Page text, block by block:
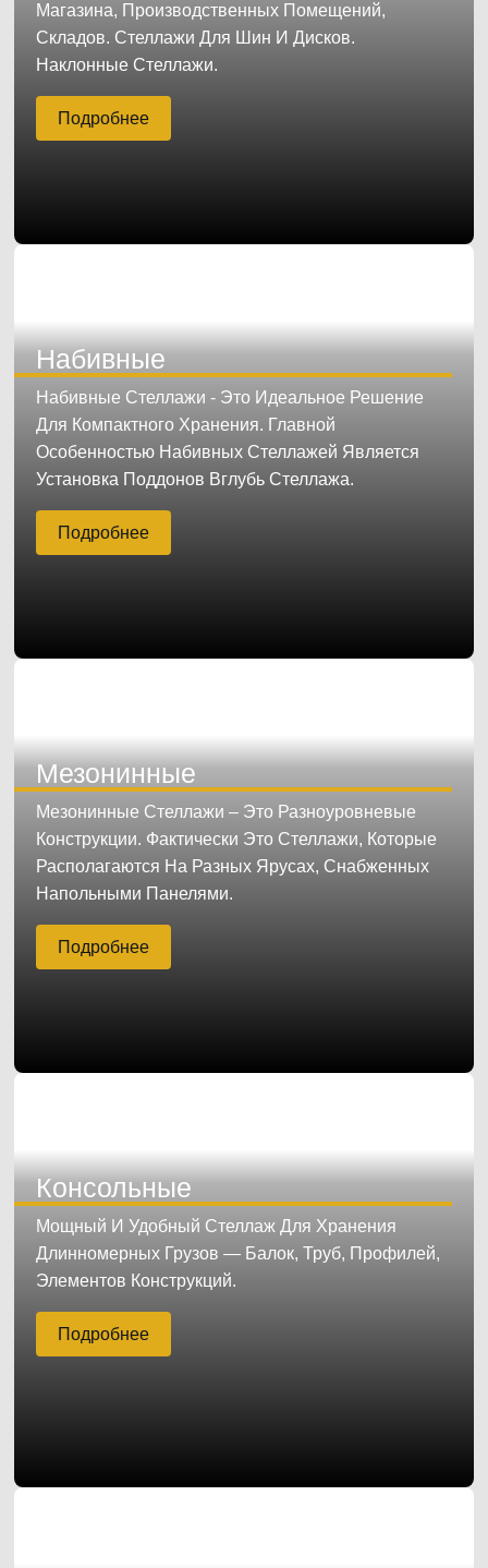
Магазина, Производственных Помещений,
Складов. Стеллажи Для Шин И Дисков.
Наклонные Стеллажи.
Подробнее
Набивные
Набивные Стеллажи - Это Идеальное Решение
Для Компактного Хранения. Главной
Особенностью Набивных Стеллажей Является
Установка Поддонов Вглубь Стеллажа.
Подробнее
Мезонинные
Мезонинные Стеллажи – Это Разноуровневые
Конструкции. Фактически Это Стеллажи, Которые
Располагаются На Разных Ярусах, Снабженных
Напольными Панелями.
Подробнее
Консольные
Мощный И Удобный Стеллаж Для Хранения
Длинномерных Грузов — Балок, Труб, Профилей,
Элементов Конструкций.
Подробнее